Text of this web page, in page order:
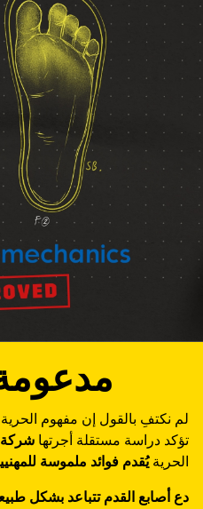
لم نكتفِ بالقول إن مفهوم
تؤكد دراسة مستقلة أجرتها شركة
الحريةيُقدم فوائد ملموسة
دع أصابع القدم تتباعد بشكل